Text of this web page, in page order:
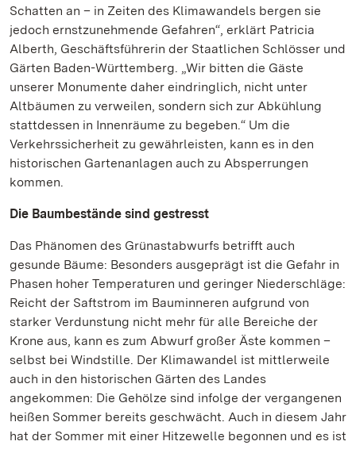
Schatten an – in Zeiten des Klimawandels bergen sie
jedoch ernstzunehmende Gefahren“, erklärt Patricia
Alberth, Geschäftsführerin der Staatlichen Schlösser und
Gärten Baden-Württemberg. „Wir bitten die Gäste
unserer Monumente daher eindringlich, nicht unter
Altbäumen zu verweilen, sondern sich zur Abkühlung
stattdessen in Innenräume zu begeben.“ Um die
Verkehrssicherheit zu gewährleisten, kann es in den
historischen Gartenanlagen auch zu Absperrungen
kommen.
Die Baumbestände sind gestresst
Das Phänomen des Grünastabwurfs betrifft auch
gesunde Bäume: Besonders ausgeprägt ist die Gefahr in
Phasen hoher Temperaturen und geringer Niederschläge:
Reicht der Saftstrom im Bauminneren aufgrund von
starker Verdunstung nicht mehr für alle Bereiche der
Krone aus, kann es zum Abwurf großer Äste kommen –
selbst bei Windstille. Der Klimawandel ist mittlerweile
auch in den historischen Gärten des Landes
angekommen: Die Gehölze sind infolge der vergangenen
heißen Sommer bereits geschwächt. Auch in diesem Jahr
hat der Sommer mit einer Hitzewelle begonnen und es ist